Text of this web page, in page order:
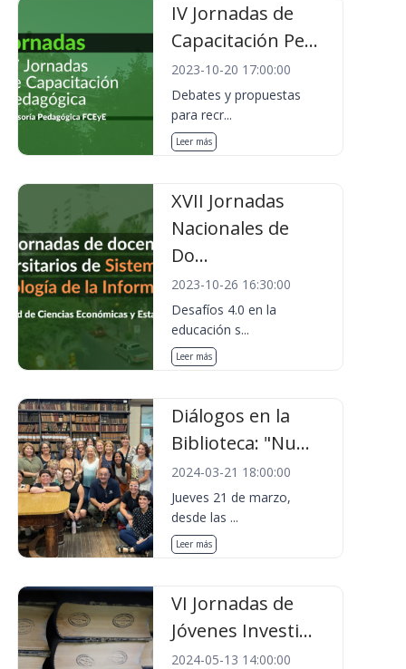
IV Jornadas de
Capacitación Pe...
2023-10-20 17:00:00
Debates y propuestas
para recr...
Leer más
XVII Jornadas
Nacionales de
Do...
2023-10-26 16:30:00
Desafíos 4.0 en la
educación s...
Leer más
Diálogos en la
Biblioteca: "Nu...
2024-03-21 18:00:00
Jueves 21 de marzo,
desde las ...
Leer más
VI Jornadas de
Jóvenes Investi...
2024-05-13 14:00:00